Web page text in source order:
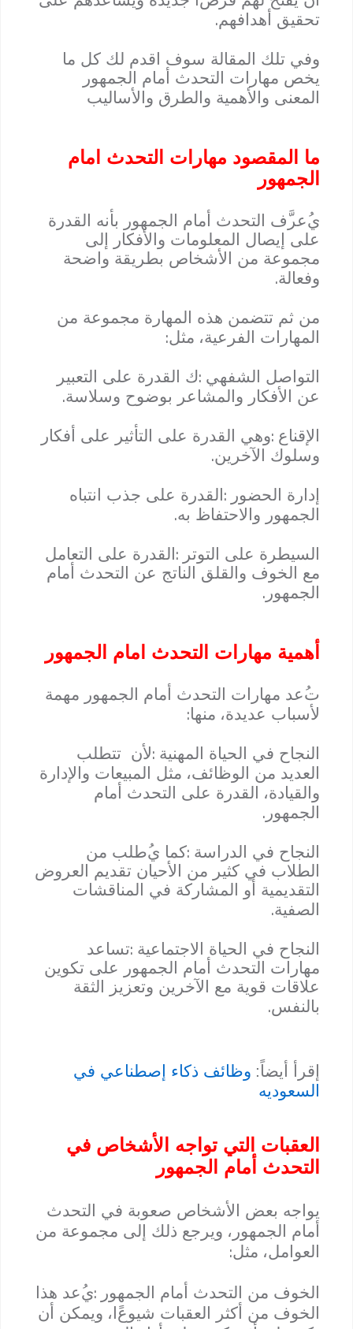
تحقيق أهدافهم.
وفي تلك المقالة سوف اقدم لك كل ما
يخص مهارات التحدث أمام الجمهور
المعنى والأهمية والطرق والأساليب
ما المقصود مهارات التحدث امام
الجمهور
يعرف التحدث أمام الجمهور بأنه القدرة
على إيصال المعلومات والأفكار إلى
مجموعة من الأشخاص بطريقة واضحة
وفعالة.
من ثم تتضمن هذه المهارة مجموعة من
المهارات الفرعية، مثل:
التواصل الشفهي :ك القدرة على التعبير
عن الأفكار والمشاعر بوضوح وسلاسة.
الإقناع :وهي القدرة على التأثير على أفكار
وسلوك الآخرين.
إدارة الحضور : القدرة على جذب انتباه
الجمهور والاحتفاظ به.
السيطرة على التوتر : القدرة على التعامل
مع الخوف والقلق الناتج عن التحدث أمام
الجمهور .
أهمية مهارات التحدث امام الجمهور
تعد مهارات التحدث أمام الجمهور مهمة
لأسباب عديدة، منها:
النجاح في الحياة المهنية :لأن تتطلب
العديد من الوظائف، مثل المبيعات والإدارة
والقيادة، القدرة على التحدث أمام
الجمهور .
النجاح في الدراسة :كما يطلب من
الطلاب في كثير من الأحيان تقديم العروض
التقديمية أو المشاركة في المناقشات
الصفية.
النجاح في الحياة الاجتماعية :تساعد
مهارات التحدث أمام الجمهور على تكوين
علاقات قوية مع الآخرين وتعزيز الثقة
بالنفس.
إقرأ أيضاً: وظائف ذكاء إصطناعي في
السعوديه
العقبات التي تواجه الأشخاص في
التحدث أمام الجمهور
يواجه بعض الأشخاص صعوبة في التحدث
أمام الجمهور ، ويرجع ذلك إلى مجموعة من
العوامل، مثل:
الخوف من التحدث أمام الجمهور :يعد هذا
الخوف من أكثر العقبات شيوع ، ويمكن أن